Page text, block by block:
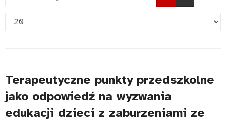
tytułu
Pokaż
Terapeutyczne punkty przedszkolne
jako odpowiedź na wyzwania
edukacji dzieci z zaburzeniami ze